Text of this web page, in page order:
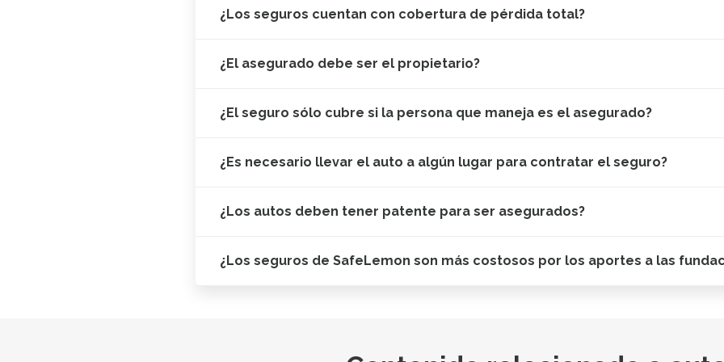
¿Los seguros cuentan con cobertura de pérdida total?
¿El asegurado debe ser el propietario?
¿El seguro sólo cubre si la persona que maneja es el asegurado?
¿Es necesario llevar el auto a algún lugar para contratar el seguro?
¿Los autos deben tener patente para ser asegurados?
¿Los seguros de SafeLemon son más costosos por los aportes a las